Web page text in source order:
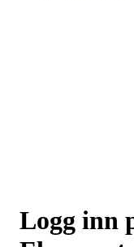
Logg inn